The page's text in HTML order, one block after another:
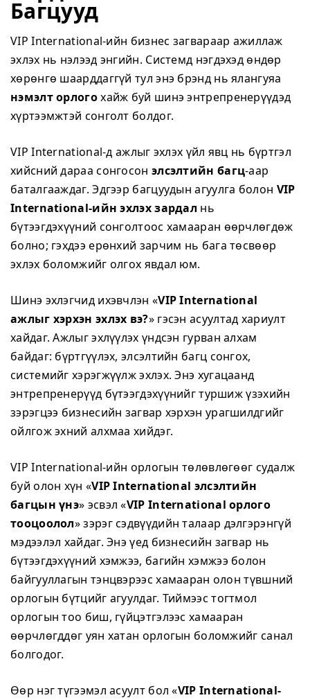
Багцууд
VIP International-ийн бизнес загвараар ажиллаж
эхлэх нь нэлээд энгийн. Системд нэгдэхэд өндөр
хөрөнгө шаарддаггүй тул энэ брэнд нь ялангуяа
нэмэлт орлогохайж буй шинэ энтрепренерүүдэд
хүртээмжтэй сонголт болдог.
VIP International-д ажлыг эхлэх үйл явц нь бүртгэл
хийсний дараа сонгосон элсэлтийн багц-аар
баталгааждаг. Эдгээр багцуудын агуулга болон VIP
International-ийн эхлэх зардал нь
бүтээгдэхүүний сонголтоос хамааран өөрчлөгдөж
болно; гэхдээ ерөнхий зарчим нь бага төсвөөр
эхлэх боломжийг олгох явдал юм.
Шинэ эхлэгчид ихэвчлэн «VIP International
ажлыг хэрхэн эхлэх вэ?» гэсэн асуултад хариулт
хайдаг. Ажлыг эхлүүлэх үндсэн гурван алхам
байдаг: бүртгүүлэх, элсэлтийн багц сонгох,
системийг хэрэгжүүлж эхлэх. Энэ хугацаанд
энтрепренерүүд бүтээгдэхүүнийг туршиж үзэхийн
зэрэгцээ бизнесийн загвар хэрхэн урагшилдгийг
ойлгож эхний алхмаа хийдэг.
VIP International-ийн орлогын төлөвлөгөөг судалж
буй олон хүн «VIP International элсэлтийн
багцын үнэ» эсвэл «VIP International орлого
тооцоолол» зэрэг сэдвүүдийн талаар дэлгэрэнгүй
мэдээлэл хайдаг. Энэ үед бизнесийн загвар нь
бүтээгдэхүүний хэмжээ, багийн хэмжээ болон
байгууллагын тэнцвэрээс хамааран олон түвшний
орлогын бүтцийг агуулдаг. Тиймээс тогтмол
орлогын тоо биш, гүйцэтгэлээс хамааран
өөрчлөгддөг уян хатан орлогын боломжийг санал
болгодог.
Өөр нэг түгээмэл асуулт бол «VIP International-